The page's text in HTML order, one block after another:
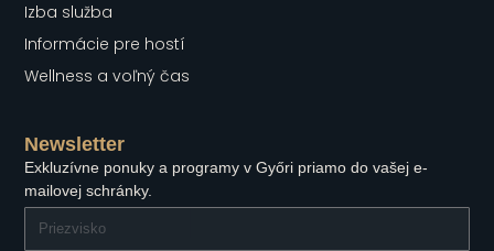
Izba služba
Informácie pre hostí
Wellness a voľný čas
Newsletter
Exkluzívne ponuky a programy v Győri priamo do vašej e-
mailovej schránky.